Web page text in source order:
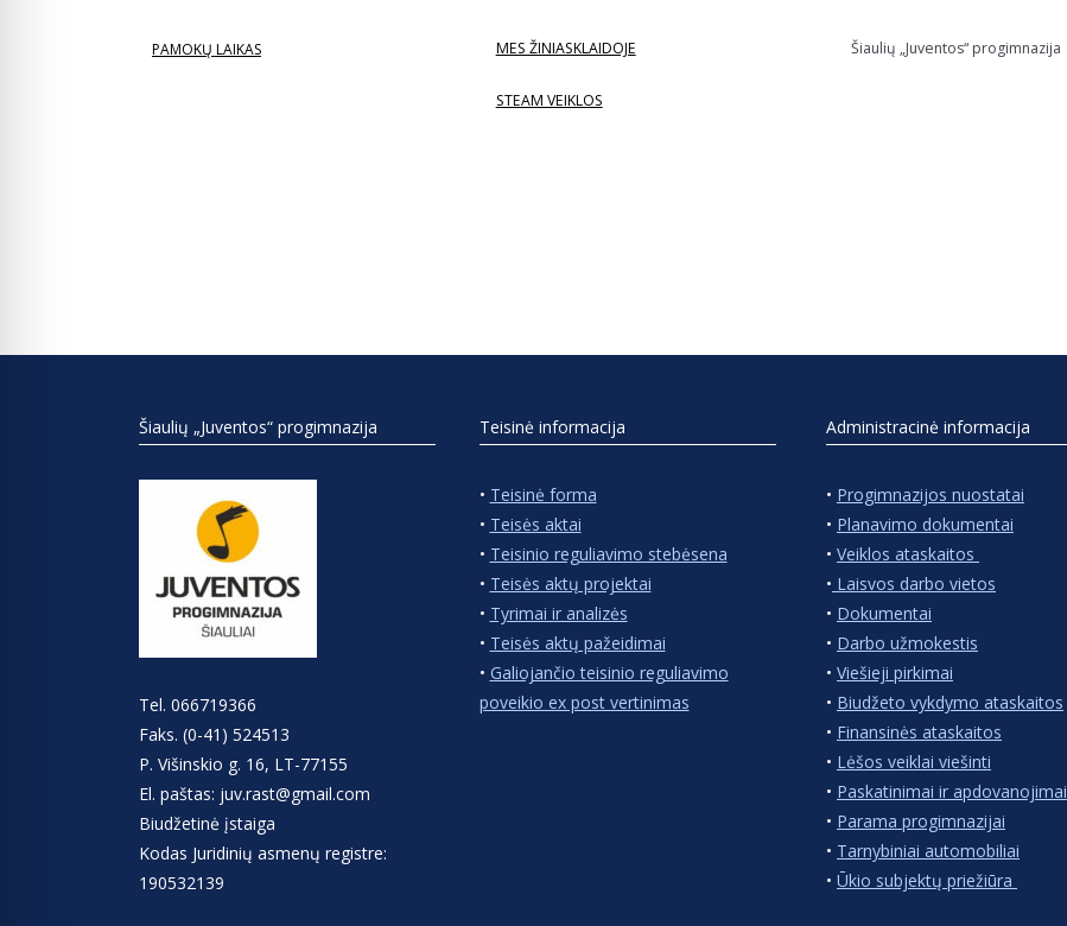
PAMOKŲ LAIKAS MES ŽINIASKLAIDOJE
STEAM VEIKLOS
Šiaulių „Juventos“ progimnazija
Šiaulių „Juventos“ progimnazija
Tel. 066719366
Faks. (0-41) 524513
P. Višinskio g. 16, LT-77155
El. paštas: juv.rast@gmail.com
Biudžetinė įstaiga
Kodas Juridinių asmenų registre:
190532139
Teisinė informacija
• Teisinė forma
• Teisės aktai
• Teisinio reguliavimo stebėsena
• Teisės aktų projektai
• Tyrimai ir analizės
• Teisės aktų pažeidimai
• Galiojančio teisinio reguliavimo
poveikio ex post vertinimas
Administracinė informacija
• Progimnazijos nuostatai
• Planavimo dokumentai
• Veiklos ataskaitos
• Laisvos darbo vietos
• Dokumentai
• Darbo užmokestis
• Viešieji pirkimai
• Biudžeto vykdymo ataskaitos
• Finansinės ataskaitos
• Lėšos veiklai viešinti
• Paskatinimai ir apdovanojimai
• Parama progimnazijai
• Tarnybiniai automobiliai
• Ūkio subjektų priežiūra